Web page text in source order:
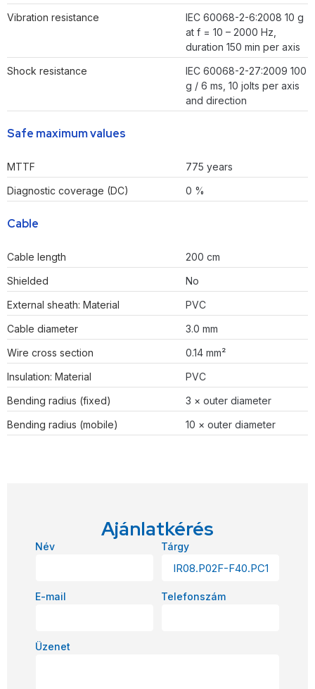
Vibration resistance
IEC 60068-2-6:2008 10 g
at f = 10 – 2000 Hz,
duration 150 min per axis
Shock resistance
IEC 60068-2-27:2009 100
g / 6 ms, 10 jolts per axis
and direction
Safe maximum values
MTTF
775 years
Diagnostic coverage (DC)
0 %
Cable
Cable length
200 cm
Shielded
No
External sheath: Material
PVC
Cable diameter
3.0 mm
Wire cross section
0.14 mm²
Insulation: Material
PVC
Bending radius (fixed)
3 × outer diameter
Bending radius (mobile)
10 × outer diameter
Ajánlatkérés
Név Tárgy
E-mail Telefonszám
Üzenet